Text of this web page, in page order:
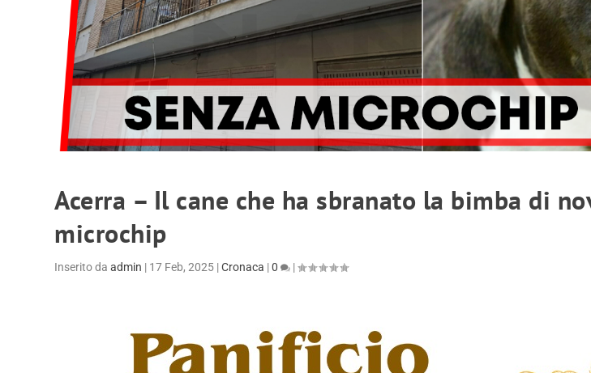
Acerra – Il cane che ha sbranato la bimba di
microchip
Inserito daadmin | 17 Feb, 2025 |Cronaca |0 |